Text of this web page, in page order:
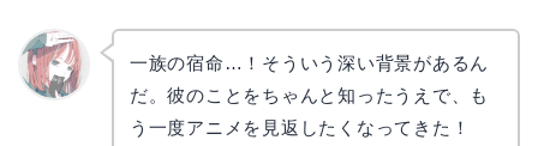
一族の宿命…！そういう深い背景があるん
だ。彼のことをちゃんと知ったうえで、も
う一度アニメを見返したくなってきた！